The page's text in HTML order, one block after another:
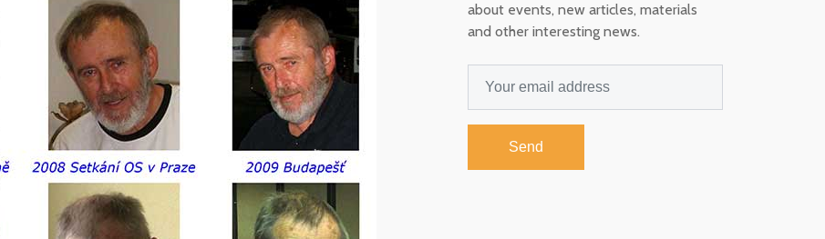
about events, new articles, materials
and other interesting news.
Send